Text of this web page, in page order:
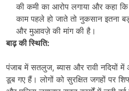
की कमी का आरोप लगाया और कहा
काम पहले हो जाते तो नुकसान इतना
और मुआवज़े की मांग की है।
बाढ़ की स्थिति:
पंजाब में सतलुज, ब्यास और रावी नदियों
डूब गए हैं। लोगों को सुरक्षित जगहों पर